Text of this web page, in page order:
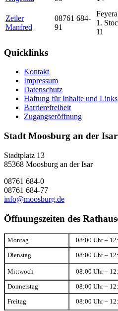
Zeiler
Manfred
08761 684-
91
1.
11
Quicklinks
Kontakt
Impressum
Datenschutz
Haftung für Inhalte und Links
Barrierefreiheit
Zugangseröffnung
Stadt Moosburg an der Isar
Stadtplatz 13
85368 Moosburg an der Isar
08761 684-0
08761 684-77
info@moosburg.de
Öffnungszeiten des
Montag 08:00 Uhr –
Dienstag 08:00 Uhr –
Mittwoch 08:00 Uhr –
Donnerstag 08:00 Uhr –
Freitag 08:00 Uhr –